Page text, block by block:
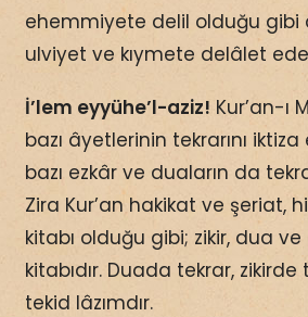
ehemmiyete delil olduğu
ulviyet ve kıymete delâlet
İ’lem eyyühe’l-aziz! Kur’an-ı
bazı âyetlerinin tekrarını
bazı ezkâr ve duaların da
Zira Kur’an hakikat ve şeriat,
kitabı olduğu gibi; zikir, dua
kitabıdır. Duada tekrar,
tekid lâzımdır.